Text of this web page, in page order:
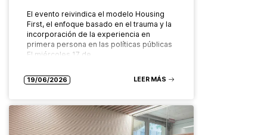
El evento reivindica el modelo Housing
First, el enfoque basado en el trauma y la
incorporación de la experiencia en
primera persona en las políticas públicas
El miércoles 17 de…
19/06/2026 LEER MÁS